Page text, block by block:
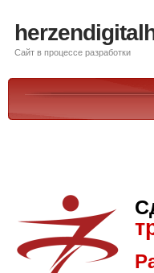
Сайт в процессе разработки